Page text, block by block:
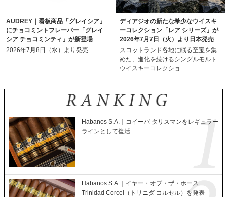
AUDREY｜看板商品「グレイシア」
にチョコミントフレーバー「グレイ
シア チョコミンティ」が新登場
2026年7月8日（水）より発売
ディアジオの新たな希少なウイスキ
ーコレクション「レア シリーズ」が
2026年7月7日（火）より日本発売
スコットランド各地に眠る至宝を集
めた、進化を続けるシングルモルト
ウイスキーコレクショ …
Habanos S.A.｜コイーバ タリスマンをレギュラー
ラインとして復活
Habanos S.A.｜イヤー・オブ・ザ・ホース
Trinidad Corcel（トリニダ コルセル）を発表